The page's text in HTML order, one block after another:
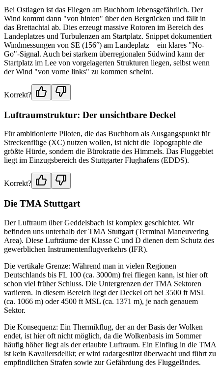
Bei Ostlagen ist das Fliegen am Buchhorn lebensgefährlich. Der
Wind kommt dann "von hinten" über den Bergrücken und fällt in
das Brettachtal ab. Dies erzeugt massive Rotoren im Bereich des
Landeplatzes und Turbulenzen am Startplatz. Snippet dokumentiert
Windmessungen von SE (156°) am Landeplatz – ein klares "No-
Go"-Signal. Auch bei starkem überregionalen Südwind kann der
Startplatz im Lee von vorgelagerten Strukturen liegen, selbst wenn
der Wind "von vorne links" zu kommen scheint.
Korrekt?
Luftraumstruktur: Der unsichtbare Deckel
Für ambitionierte Piloten, die das Buchhorn als Ausgangspunkt für
Streckenflüge (XC) nutzen wollen, ist nicht die Topographie die
größte Hürde, sondern die Bürokratie des Himmels. Das Fluggebiet
liegt im Einzugsbereich des Stuttgarter Flughafens (EDDS).
Korrekt?
Die TMA Stuttgart
Der Luftraum über Geddelsbach ist komplex geschichtet. Wir
befinden uns unterhalb der TMA Stuttgart (Terminal Maneuvering
Area). Diese Lufträume der Klasse C und D dienen dem Schutz des
gewerblichen Instrumentenflugverkehrs (IFR).
Die vertikale Grenze: Während man in vielen Regionen
Deutschlands bis FL 100 (ca. 3000m) frei fliegen kann, ist hier oft
schon viel früher Schluss. Die Untergrenzen der TMA Sektoren
variieren. In diesem Bereich liegt der Deckel oft bei 3500 ft MSL
(ca. 1066 m) oder 4500 ft MSL (ca. 1371 m), je nach genauem
Sektor.
Die Konsequenz: Ein Thermikflug, der an der Basis der Wolken
endet, ist hier oft nicht möglich, da die Wolkenbasis im Sommer
häufig höher liegt als der erlaubte Luftraum. Ein Einflug in die TMA
ist kein Kavaliersdelikt; er wird radargestützt überwacht und führt zu
empfindlichen Strafen sowie zur Gefährdung des Fluggeländes.